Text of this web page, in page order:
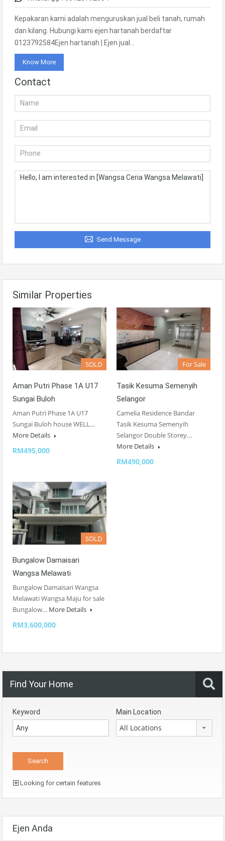
Kepakaran kami adalah menguruskan jual beli tanah, rumah
dan kilang. Hubungi kami ejen hartanah berdaftar
0123792584Ejen hartanah | Ejen jual…
Know More
Contact
Send Message
Similar Properties
SOLD
Aman Putri Phase 1A U17
Sungai Buloh
Aman Putri Phase 1A U17
Sungai Buloh house WELL…
More Details
RM495,000
For Sale
Tasik Kesuma Semenyih
Selangor
Camelia Residence Bandar
Tasik Kesuma Semenyih
Selangor Double Storey…
More Details
RM490,000
SOLD
Bungalow Damaisari
Wangsa Melawati
Bungalow Damaisari Wangsa
Melawati Wangsa Maju for sale
Bungalow… More Details
RM3,600,000
Find Your Home
Keyword Main Location
All Locations
Looking for certain features
Ejen Anda